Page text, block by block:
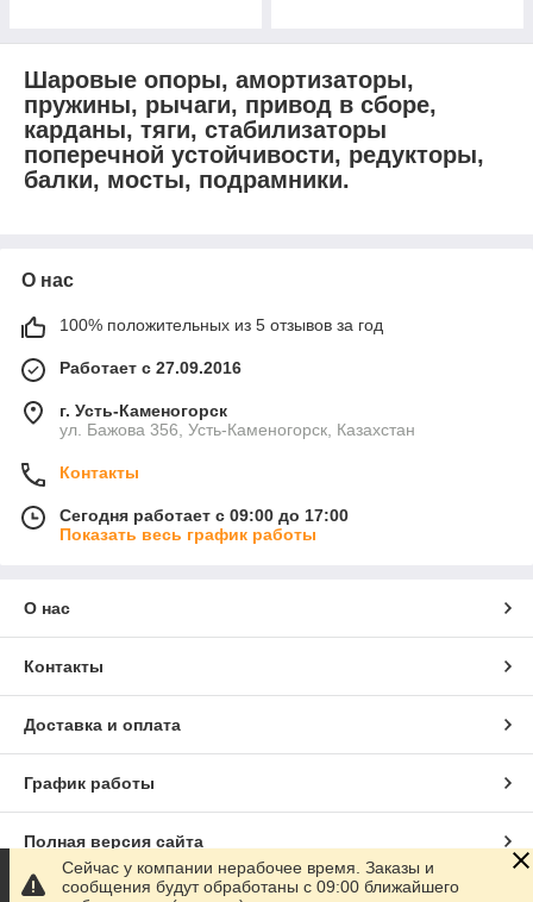
Шаровые опоры, амортизаторы,
пружины, рычаги, привод в сборе,
карданы, тяги, стабилизаторы
поперечной устойчивости, редукторы,
балки, мосты, подрамники.
О нас
100% положительных из 5 отзывов за год
Работает с 27.09.2016
г. Усть-Каменогорск
ул. Бажова 356, Усть-Каменогорск, Казахстан
Контакты
Сегодня работает с 09:00 до 17:00
Показать весь график работы
О нас
Контакты
Доставка и оплата
График работы
Полная версия сайта
Сейчас у компании нерабочее время. Заказы и
сообщения будут обработаны с 09:00 ближайшего